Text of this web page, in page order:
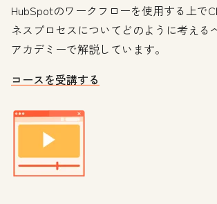
HubSpotのワークフローを使用する上で
ネスプロセスについてどのように考える
アカデミーで解説しています。
コースを受講する